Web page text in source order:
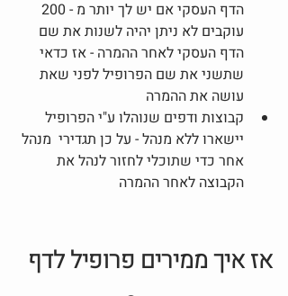
עוקבים לא ניתן יהיה לשנות את שם
הדף העסקי לאחר ההמרה - אז כדאי
שתשני את שם הפרופיל לפני שאת
עושה את ההמרה
קבוצות ודפים שנוהלו ע"י הפרופיל
יישארו ללא מנהל - על כן תגדירי  מנהל
אחר כדי שתוכלי לחזור לנהל את
הקבוצה לאחר ההמרה
אז איך ממירים פרופיל לדף